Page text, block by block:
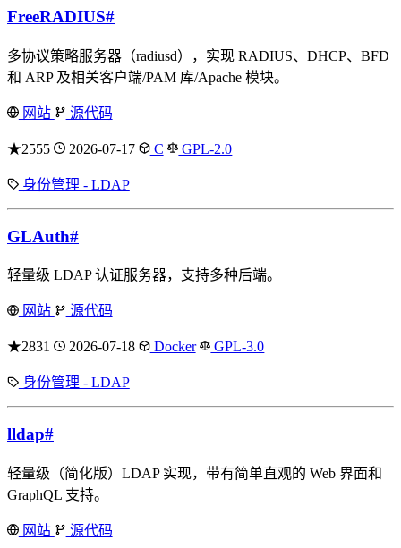
FreeRADIUS#
多协议策略服务器（radiusd），实现 RADIUS、DHCP、BFD
和 ARP 及相关客户端/PAM 库/Apache 模块。
网站 源代码
★2555 2026-07-17 C GPL-2.0
身份管理 - LDAP
GLAuth#
轻量级 LDAP 认证服务器，支持多种后端。
网站 源代码
★2831 2026-07-18 Docker GPL-3.0
身份管理 - LDAP
lldap#
轻量级（简化版）LDAP 实现，带有简单直观的 Web 界面和
GraphQL 支持。
网站 源代码